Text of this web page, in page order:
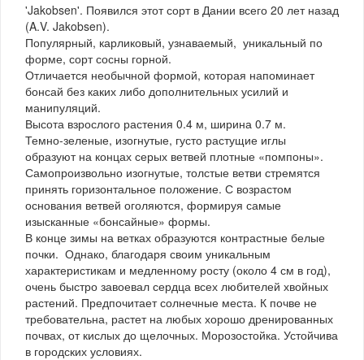
'Jakobsen'. Появился этот сорт в Дании всего 20 лет назад
(A.V. Jakobsen).
Популярный, карликовый, узнаваемый, уникальный по
форме, сорт сосны горной.
Отличается необычной формой, которая напоминает
бонсай без каких либо дополнительных усилий и
манипуляций.
Высота взрослого растения 0.4 м, ширина 0.7 м.
Темно-зеленые, изогнутые, густо растущие иглы
образуют на концах серых ветвей плотные «помпоны».
Самопроизвольно изогнутые, толстые ветви стремятся
принять горизонтальное положение. С возрастом
основания ветвей оголяются, формируя самые
изысканные «бонсайные» формы.
В конце зимы на ветках образуются контрастные белые
почки. Однако, благодаря своим уникальным
характеристикам и медленному росту (около 4 см в год),
очень быстро завоевал сердца всех любителей хвойных
растений. Предпочитает солнечные места. К почве не
требовательна, растет на любых хорошо дренированных
почвах, от кислых до щелочных. Морозостойка. Устойчива
в городских условиях.